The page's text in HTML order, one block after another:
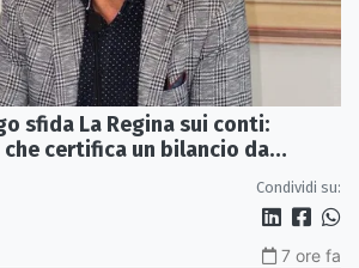
sfida La Regina sui conti:
certifica un bilancio da
Condividi su:
7 ore fa